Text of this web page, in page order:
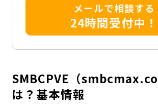
メールで相談する
24時間受付中！
SMBCPVE（
は？基本情報